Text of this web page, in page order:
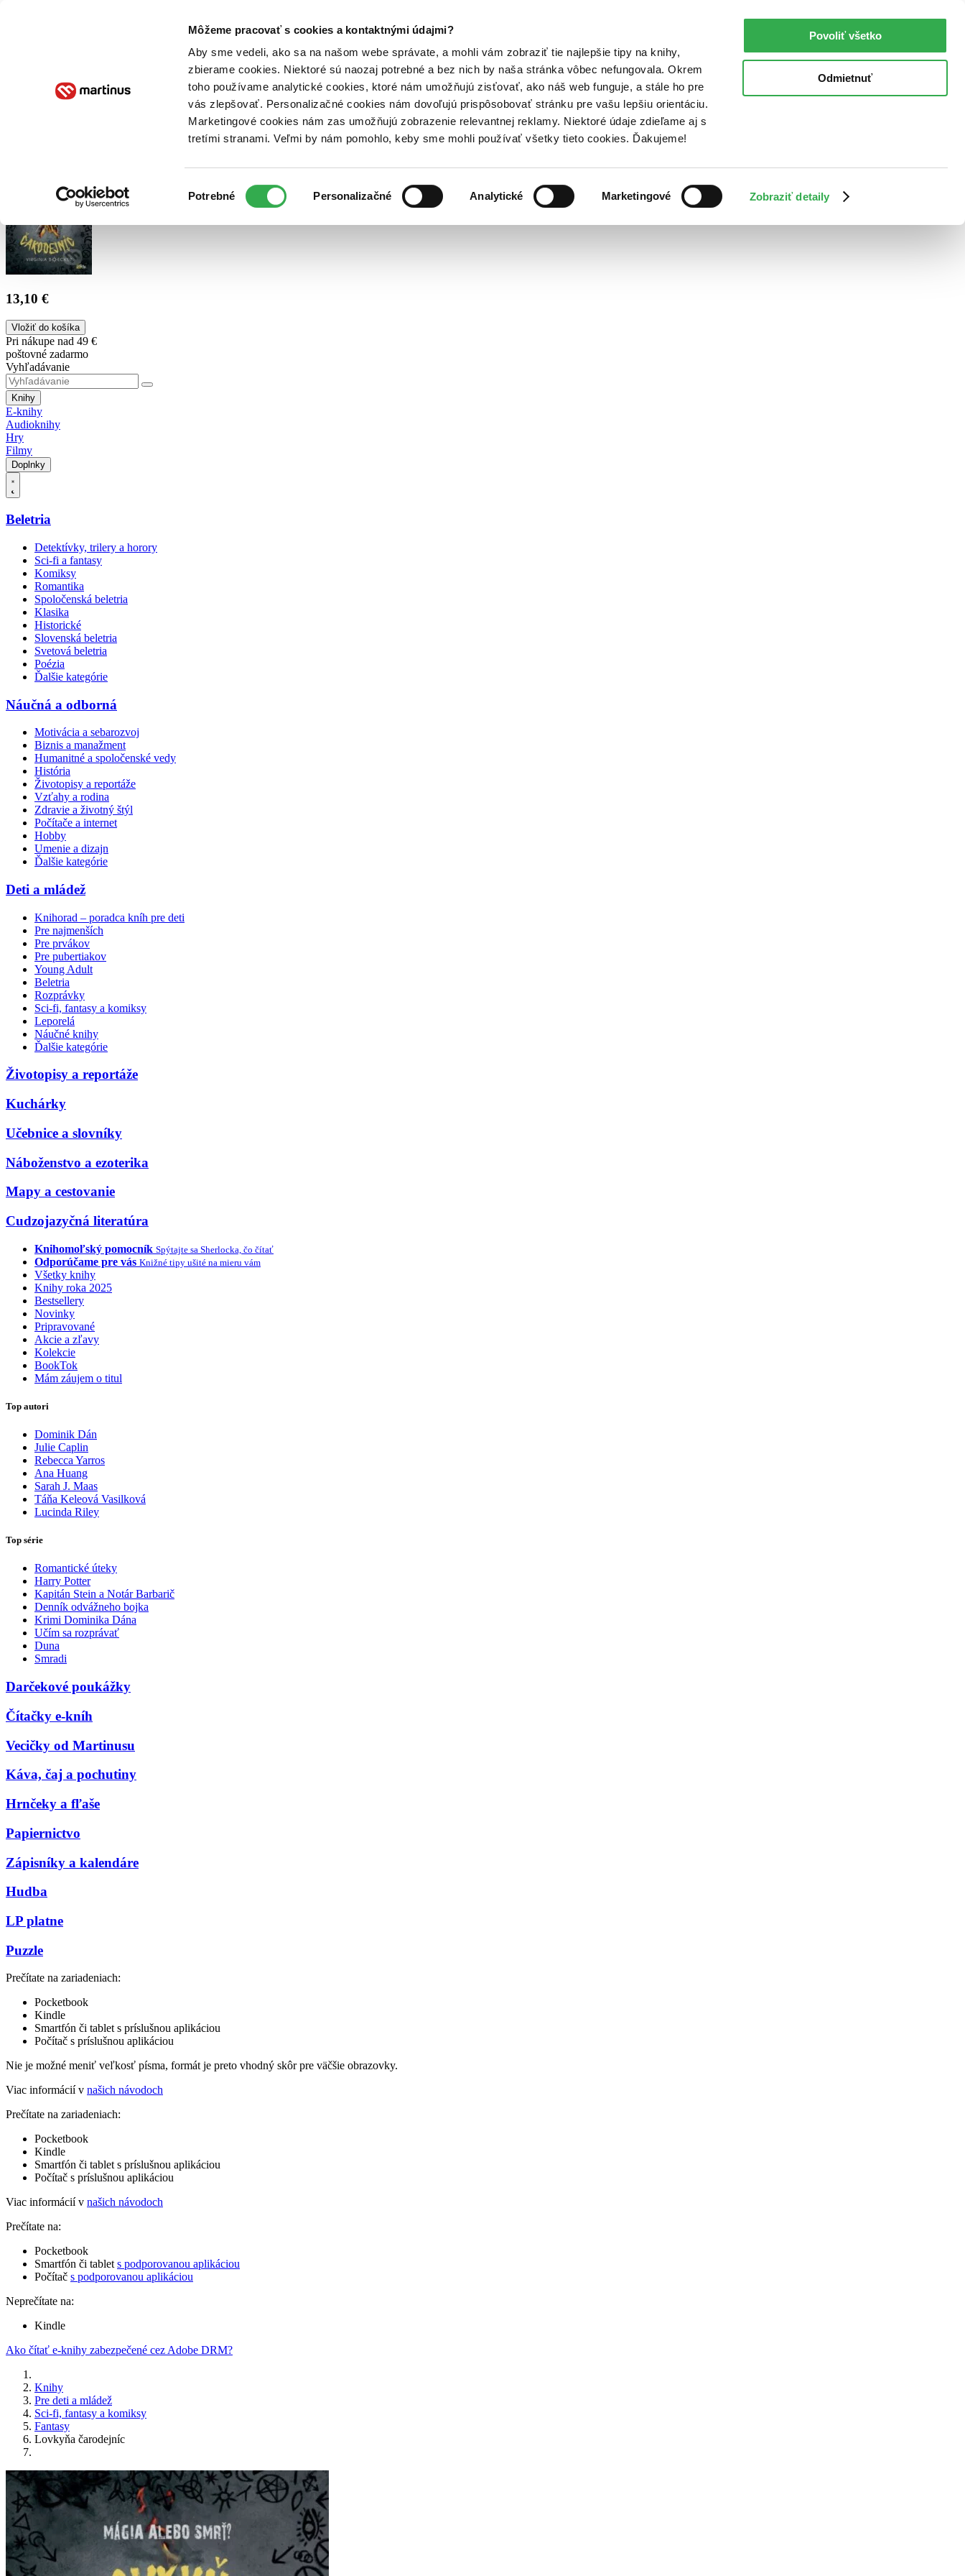
Môžeme pracovať s cookies a kontaktnými údajmi?
Aby sme vedeli, ako sa na našom webe správate, a mohli vám zobraziť tie najlepšie tipy na knihy,
zbierame cookies. Niektoré sú naozaj potrebné a bez nich by naša stránka vôbec nefungovala. Okrem
toho používame analytické cookies, ktoré nám umožňujú zisťovať, ako náš web funguje, a stále ho pre
vás zlepšovať. Personalizačné cookies nám dovoľujú prispôsobovať stránku pre vašu lepšiu orientáciu.
Marketingové cookies nám zas umožňujú zobrazenie relevantnej reklamy. Niektoré údaje zdieľame aj s
tretími stranami. Veľmi by nám pomohlo, keby sme mohli používať všetky tieto cookies. Ďakujeme!
súhlasu
Potrebné Personalizačné Analytické Marketingové Zobraziť detaily
Povoliť všetko
Odmietnuť
Poukážky Kontakt
13,10 €
Vložiť do košíka
Pri nákupe nad 49 €
poštovné zadarmo
Vyhľadávanie
Knihy
E-knihy
Audioknihy
Hry
Filmy
Doplnky
Beletria
Detektívky, trilery a horory
Sci-fi a fantasy
Komiksy
Romantika
Spoločenská beletria
Klasika
Historické
Slovenská beletria
Svetová beletria
Poézia
Ďalšie kategórie
Náučná a odborná
Motivácia a sebarozvoj
Biznis a manažment
Humanitné a spoločenské vedy
História
Životopisy a reportáže
Vzťahy a rodina
Zdravie a životný štýl
Počítače a internet
Hobby
Umenie a dizajn
Ďalšie kategórie
Deti a mládež
Knihorad – poradca kníh pre deti
Pre najmenších
Pre prvákov
Pre pubertiakov
Young Adult
Beletria
Rozprávky
Sci-fi, fantasy a komiksy
Leporelá
Náučné knihy
Ďalšie kategórie
Životopisy a reportáže
Kuchárky
Učebnice a slovníky
Náboženstvo a ezoterika
Mapy a cestovanie
Cudzojazyčná literatúra
Knihomoľský pomocník Spýtajte sa Sherlocka, čo čítať
Odporúčame pre vás Knižné tipy ušité na mieru vám
Všetky knihy
Knihy roka 2025
Bestsellery
Novinky
Pripravované
Akcie a zľavy
Kolekcie
BookTok
Mám záujem o titul
Top autori
Dominik Dán
Julie Caplin
Rebecca Yarros
Ana Huang
Sarah J. Maas
Táňa Keleová Vasilková
Lucinda Riley
Top série
Romantické úteky
Harry Potter
Kapitán Stein a Notár Barbarič
Denník odvážneho bojka
Krimi Dominika Dána
Učím sa rozprávať
Duna
Smradi
Darčekové poukážky
Čítačky e-kníh
Vecičky od Martinusu
Káva, čaj a pochutiny
Hrnčeky a fľaše
Papiernictvo
Zápisníky a kalendáre
Hudba
LP platne
Puzzle
Prečítate na zariadeniach:
Pocketbook
Kindle
Smartfón či tablet s príslušnou aplikáciou
Počítač s príslušnou aplikáciou
Nie je možné meniť veľkosť písma, formát je preto vhodný skôr pre väčšie obrazovky.
Viac informácií v našich návodoch
Prečítate na zariadeniach:
Pocketbook
Kindle
Smartfón či tablet s príslušnou aplikáciou
Počítač s príslušnou aplikáciou
Viac informácií v našich návodoch
Prečítate na:
Pocketbook
Smartfón či tablet s podporovanou aplikáciou
Počítač s podporovanou aplikáciou
Neprečítate na:
Kindle
Ako čítať e-knihy zabezpečené cez Adobe DRM?
Knihy
Pre deti a mládež
Sci-fi, fantasy a komiksy
Fantasy
Lovkyňa čarodejníc